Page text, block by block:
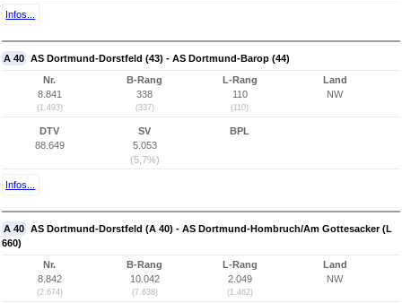
Infos...
A 40 AS Dortmund-Dorstfeld (43) - AS Dortmund-Barop (44)
Nr.
8.841
(1.493)
B-Rang
338
(337)
L-Rang
110
(110)
Land
NW
DTV
88.649
SV
5.053
(5,7%)
BPL
Infos...
A 40 AS Dortmund-Dorstfeld (A 40) - AS Dortmund-Hombruch/Am Gottesacker (L
660)
Nr.
8.842
(2.674)
B-Rang
10.042
(7.638)
L-Rang
2.049
(1.462)
Land
NW